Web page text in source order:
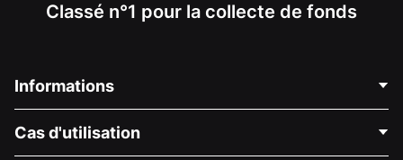
Classé n°1 pour la collecte de fonds
Informations
À propos de nous
Cas d'utilisation